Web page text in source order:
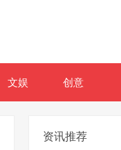
文娱 创意
资讯推荐